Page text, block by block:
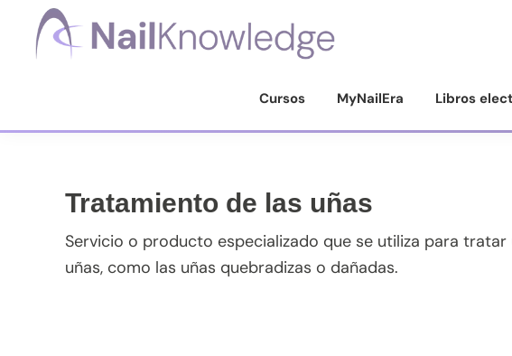
Saltar
Saltar
contenido
Saltar
Saltar
Cursos MyNailEra Libros
Tratamiento de las uñas
Servicio o producto especializado que se utiliza para
uñas, como las uñas quebradizas o dañadas.